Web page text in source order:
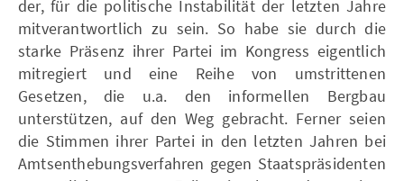
der, für die politische Instabilität der letzten Jahre
mitverantwortlich zu sein. So habe sie durch die
starke Präsenz ihrer Partei im Kongress eigentlich
mitregiert und eine Reihe von umstrittenen
Gesetzen, die u.a. den informellen Bergbau
unterstützen, auf den Weg gebracht. Ferner seien
die Stimmen ihrer Partei in den letzten Jahren bei
Amtsenthebungsverfahren gegen Staatspräsidenten